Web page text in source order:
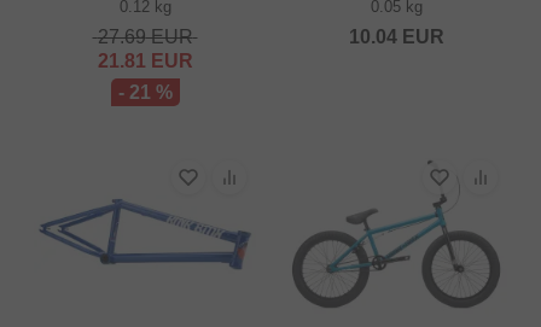
0.12 kg
27.69EUR
21.81 EUR
- 21 %
0.05 kg
10.04EUR